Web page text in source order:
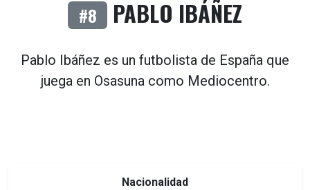
#8 PABLO IBÁÑEZ
Pablo Ibáñez es un futbolista de España que
juega en Osasunacomo Mediocentro.
Nacionalidad